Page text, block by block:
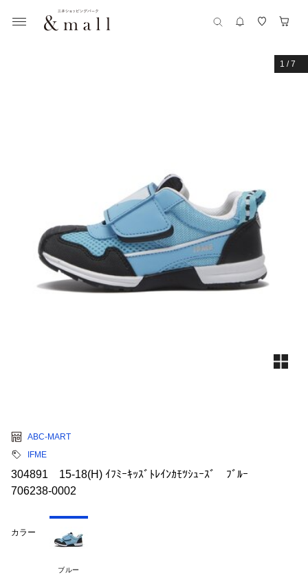
1 /7
ABC-MART
IFME
304891 15-18(H) ｲﾌﾐｰｷｯｽﾞﾄﾚｲﾝｶﾓﾂｼｭｰｽﾞ ﾌﾞﾙｰ
706238-0002
カラー
ブルー